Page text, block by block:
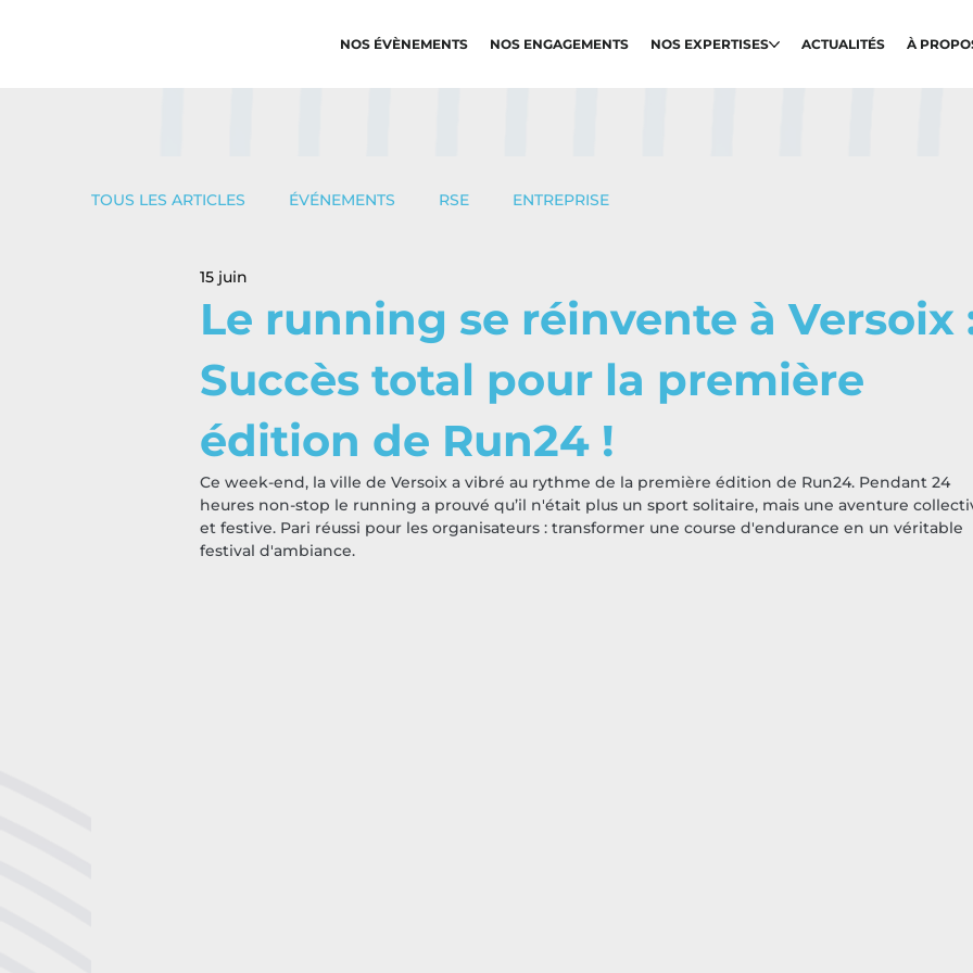
NOS ÉVÈNEMENTS NOS ENGAGEMENTS NOS EXPERTISES ACTUALITÉS À
TOUS LES ARTICLES ÉVÉNEMENTS RSE ENTREPRISE
Le running se réinvente à Versoix
Succès total pour la première
édition de Run24 !
15 juin
Ce week-end, la ville de Versoix a vibré au rythme de la première édition de Run24. Pendant 24
heures non-stop le running a prouvé qu’il n'était plus un sport solitaire, mais une aventure
et festive. Pari réussi pour les organisateurs : transformer une course d'endurance en un véritable
festival d'ambiance.